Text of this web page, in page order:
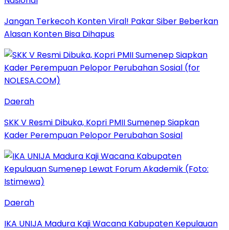
Jangan Terkecoh Konten Viral! Pakar Siber Beberkan
Alasan Konten Bisa Dihapus
Daerah
SKK V Resmi Dibuka, Kopri PMII Sumenep Siapkan
Kader Perempuan Pelopor Perubahan Sosial
Daerah
IKA UNIJA Madura Kaji Wacana Kabupaten Kepulauan